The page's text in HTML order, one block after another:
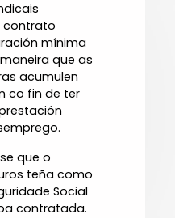
contrato
mínima
que as
acumulen
co fin de ter
que o
teña como
Social
contratada.